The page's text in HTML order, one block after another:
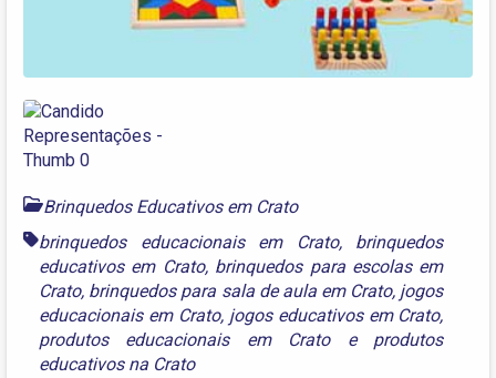
Brinquedos Educativos em Crato
brinquedos educacionais em Crato, brinquedos
educativos em Crato, brinquedos para escolas em
Crato, brinquedos para sala de aula em Crato, jogos
educacionais em Crato, jogos educativos em Crato,
produtos educacionais em Cratoe produtos
educativos na Crato